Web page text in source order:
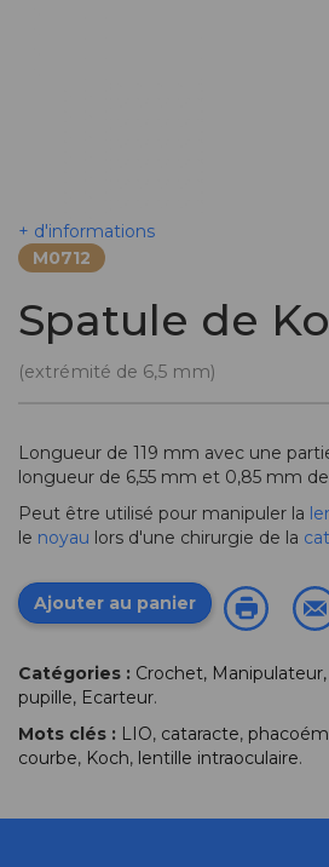
+ d'informations
M0712
Spatule de
(extrémité de 6,5 mm)
Longueur de 119 mm avec une
longueur de 6,55 mm et 0,85 mm
Peut être utilisé pour manipuler la
le noyau lors d'une chirurgie de la
Ajouter au panier
Catégories : Crochet,
pupille, Ecarteur.
Mots clés : LIO, cataracte,
courbe, Koch, lentille intraoculaire.